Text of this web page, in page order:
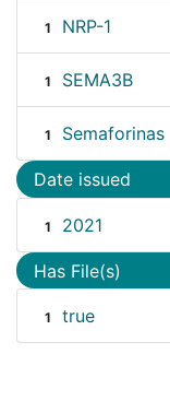
1 NRP-1
1 SEMA3B
1 Semaforinas
Date issued
1 2021
Has File(s)
1 true